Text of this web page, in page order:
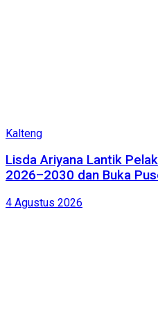
Kalteng
Lisda Ariyana Lantik
2026–2030 dan Buka
4 Agustus 2026